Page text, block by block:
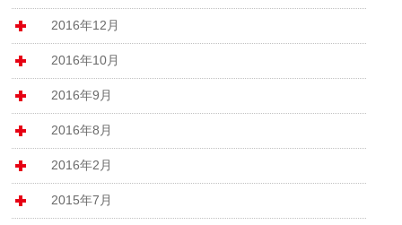
2016年12月
2016年10月
2016年9月
2016年8月
2016年2月
2015年7月